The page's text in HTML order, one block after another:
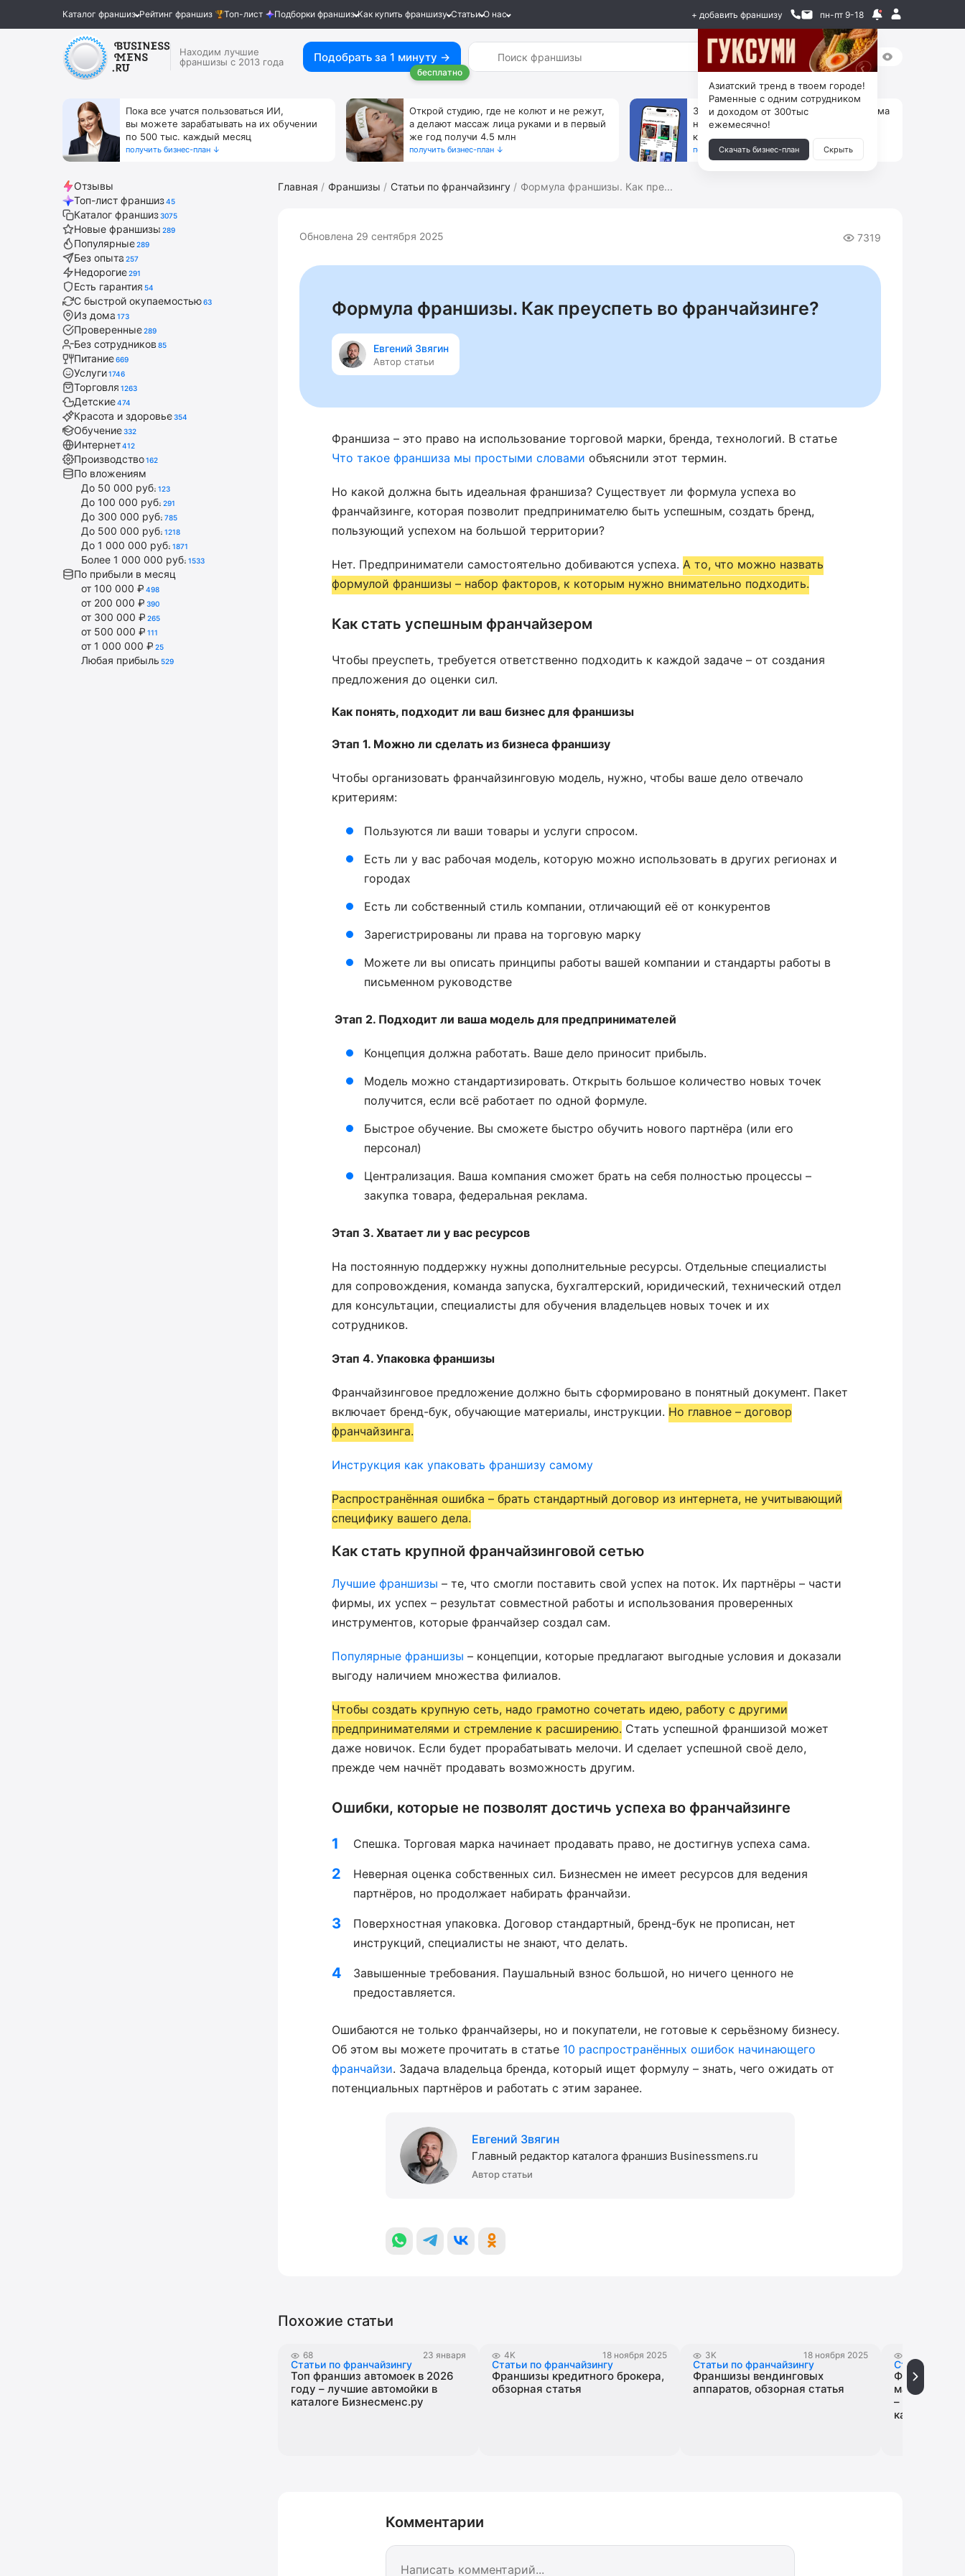
Каталог франшиз Рейтинг франшиз Топ-лист Подборки франшиз Как купить франшизу Статьи О нас + добавить франшизу пн-пт 9-18
Находим лучшие
франшизы с 2013 года
Подобрать за 1 минуту →
бесплатно
Пока все учатся пользоваться ИИ,
вы можете зарабатывать на их обучении
по 500 тыс. каждый месяц
получить бизнес-план ↓
Открой студию, где не колют и не режут,
а делают массаж лица руками и в первый
же год получи 4.5 млн
получить бизнес-план ↓
За 90 тыс. открой магазин на Авито, дома
ни коробок, ни товара, ни склада, зато
каждый месяц +125 тыс. чистыми
получить бизнес-план ↓
Отзывы
Топ-лист франшиз45
Каталог франшиз3075
Новые франшизы 289
Популярные289
Без опыта 257
Недорогие291
Есть гарантия 54
С быстрой окупаемостью63
Из дома 173
Проверенные289
Без сотрудников 85
Питание669
Услуги1746
Торговля 1263
Детские474
Красота и здоровье354
Обучение332
Интернет412
Производство162
По вложениям
До 50 000 руб. 123
До 100 000 руб. 291
До 300 000 руб. 785
До 500 000 руб. 1218
До 1 000 000 руб. 1871
Более 1 000 000 руб. 1533
По прибыли в месяц
от 100 000 ₽ 498
от 200 000 ₽ 390
от 300 000 ₽ 265
от 500 000 ₽ 111
от 1 000 000 ₽ 25
Любая прибыль 529
Главная Франшизы Статьи по франчайзингу Формула франшизы. Как пре...
Обновлена 29 сентября 2025 7319
Формула франшизы. Как преуспеть во франчайзинге?
Евгений Звягин
Автор статьи
Франшиза – это право на использование торговой марки, бренда, технологий. В статье
Что такое франшиза мы простыми словами объяснили этот термин.
Но какой должна быть идеальная франшиза? Существует ли формула успеха во
франчайзинге, которая позволит предпринимателю быть успешным, создать бренд,
пользующий успехом на большой территории?
Нет. Предприниматели самостоятельно добиваются успеха. А то, что можно назвать
формулой франшизы – набор факторов, к которым нужно внимательно подходить.
Как стать успешным франчайзером
Чтобы преуспеть, требуется ответственно подходить к каждой задаче – от создания
предложения до оценки сил.
Как понять, подходит ли ваш бизнес для франшизы
Этап 1. Можно ли сделать из бизнеса франшизу
Чтобы организовать франчайзинговую модель, нужно, чтобы ваше дело отвечало
критериям:
Пользуются ли ваши товары и услуги спросом.
Есть ли у вас рабочая модель, которую можно использовать в других регионах и
городах
Есть ли собственный стиль компании, отличающий её от конкурентов
Зарегистрированы ли права на торговую марку
Можете ли вы описать принципы работы вашей компании и стандарты работы в
письменном руководстве
Этап 2. Подходит ли ваша модель для предпринимателей
Концепция должна работать. Ваше дело приносит прибыль.
Модель можно стандартизировать. Открыть большое количество новых точек
получится, если всё работает по одной формуле.
Быстрое обучение. Вы сможете быстро обучить нового партнёра (или его
персонал)
Централизация. Ваша компания сможет брать на себя полностью процессы –
закупка товара, федеральная реклама.
Этап 3. Хватает ли у вас ресурсов
На постоянную поддержку нужны дополнительные ресурсы. Отдельные специалисты
для сопровождения, команда запуска, бухгалтерский, юридический, технический отдел
для консультации, специалисты для обучения владельцев новых точек и их
сотрудников.
Этап 4. Упаковка франшизы
Франчайзинговое предложение должно быть сформировано в понятный документ. Пакет
включает бренд-бук, обучающие материалы, инструкции. Но главное – договор
франчайзинга.
Инструкция как упаковать франшизу самому
Распространённая ошибка – брать стандартный договор из интернета, не учитывающий
специфику вашего дела.
Как стать крупной франчайзинговой сетью
Лучшие франшизы – те, что смогли поставить свой успех на поток. Их партнёры – части
фирмы, их успех – результат совместной работы и использования проверенных
инструментов, которые франчайзер создал сам.
Популярные франшизы – концепции, которые предлагают выгодные условия и доказали
выгоду наличием множества филиалов.
Чтобы создать крупную сеть, надо грамотно сочетать идею, работу с другими
предпринимателями и стремление к расширению. Стать успешной франшизой может
даже новичок. Если будет прорабатывать мелочи. И сделает успешной своё дело,
прежде чем начнёт продавать возможность другим.
Ошибки, которые не позволят достичь успеха во франчайзинге
Спешка. Торговая марка начинает продавать право, не достигнув успеха сама.
Неверная оценка собственных сил. Бизнесмен не имеет ресурсов для ведения
партнёров, но продолжает набирать франчайзи.
Поверхностная упаковка. Договор стандартный, бренд-бук не прописан, нет
инструкций, специалисты не знают, что делать.
Завышенные требования. Паушальный взнос большой, но ничего ценного не
предоставляется.
Ошибаются не только франчайзеры, но и покупатели, не готовые к серьёзному бизнесу.
Об этом вы можете прочитать в статье 10 распространённых ошибок начинающего
франчайзи. Задача владельца бренда, который ищет формулу – знать, чего ожидать от
потенциальных партнёров и работать с этим заранее.
Евгений Звягин
Главный редактор каталога франшиз Businessmens.ru
Автор статьи
Похожие статьи
68 23 января
Статьи по франчайзингу
Топ франшиз автомоек в 2026
году – лучшие автомойки в
каталоге Бизнесменс.ру
4K 18 ноября 2025
Статьи по франчайзингу
Франшизы кредитного брокера,
обзорная статья
3K 18 ноября 2025
Статьи по франчайзингу
Франшизы вендинговых
аппаратов, обзорная статья
Статьи по
Франшизы
магазинов в
– отзывы,
каталоге
Комментарии
Азиатский тренд в твоем городе!
Раменные с одним сотрудником
и доходом от 300тыс
ежемесячно!
Скачать бизнес-план Скрыть